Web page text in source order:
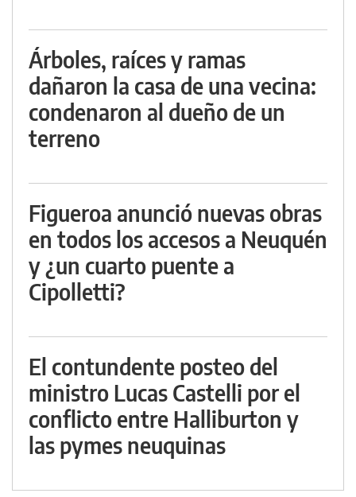
Árboles, raíces y ramas
dañaron la casa de una vecina:
condenaron al dueño de un
terreno
Figueroa anunció nuevas obras
en todos los accesos a Neuquén
y ¿un cuarto puente a
Cipolletti?
El contundente posteo del
ministro Lucas Castelli por el
conflicto entre Halliburton y
las pymes neuquinas